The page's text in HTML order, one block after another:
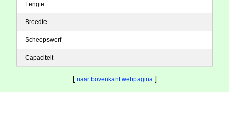
Lengte
Breedte
Scheepswerf
Capaciteit
[ naar bovenkant webpagina ]